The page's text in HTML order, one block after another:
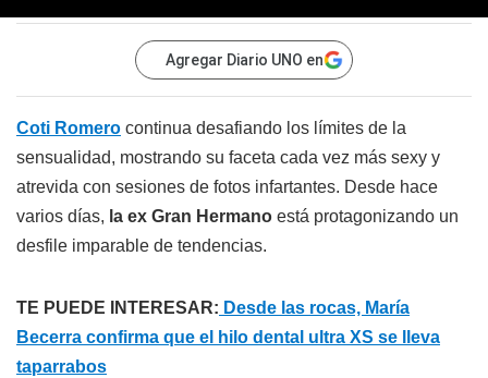
Agregar Diario UNO en
Coti Romero continua desafiando los límites de la
sensualidad, mostrando su faceta cada vez más sexy y
atrevida con sesiones de fotos infartantes. Desde hace
varios días, la ex Gran Hermano está protagonizando un
desfile imparable de tendencias.
TE PUEDE INTERESAR: Desde las rocas, María
Becerra confirma que el hilo dental ultra XS se lleva
taparrabos